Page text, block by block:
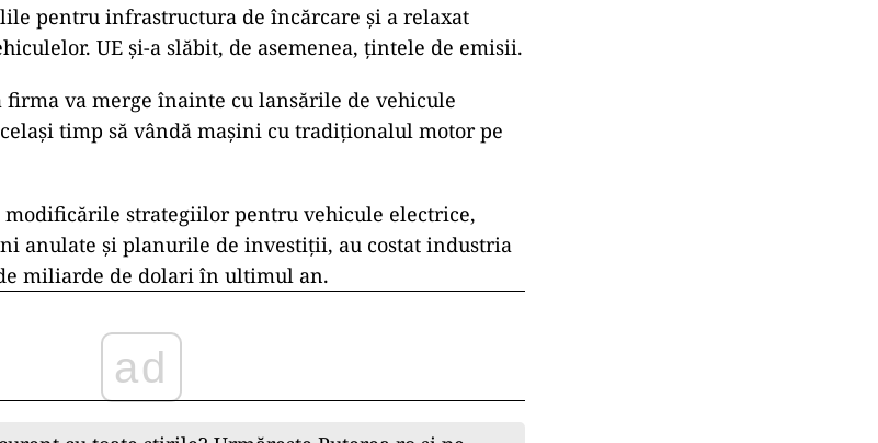
pentru infrastructura de încărcare și a relaxat
UE și-a slăbit, de asemenea, țintele de emisii.
va merge înainte cu lansările de vehicule
timp să vândă mașini cu tradiționalul motor pe
modificările strategiilor pentru vehicule electrice,
anulate și planurile de investiții, au costat industria
miliarde de dolari în ultimul an.
ad